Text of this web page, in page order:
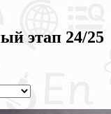
этап 24/25